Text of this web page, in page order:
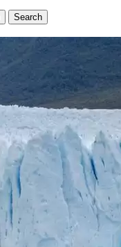
Search